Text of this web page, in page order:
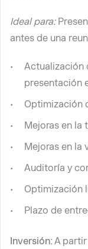
Ideal para:
antes de una
Actualización
presentación
Optimización
Mejoras en la
Mejoras en la
Auditoría y
Optimización
Plazo de
Inversión:A